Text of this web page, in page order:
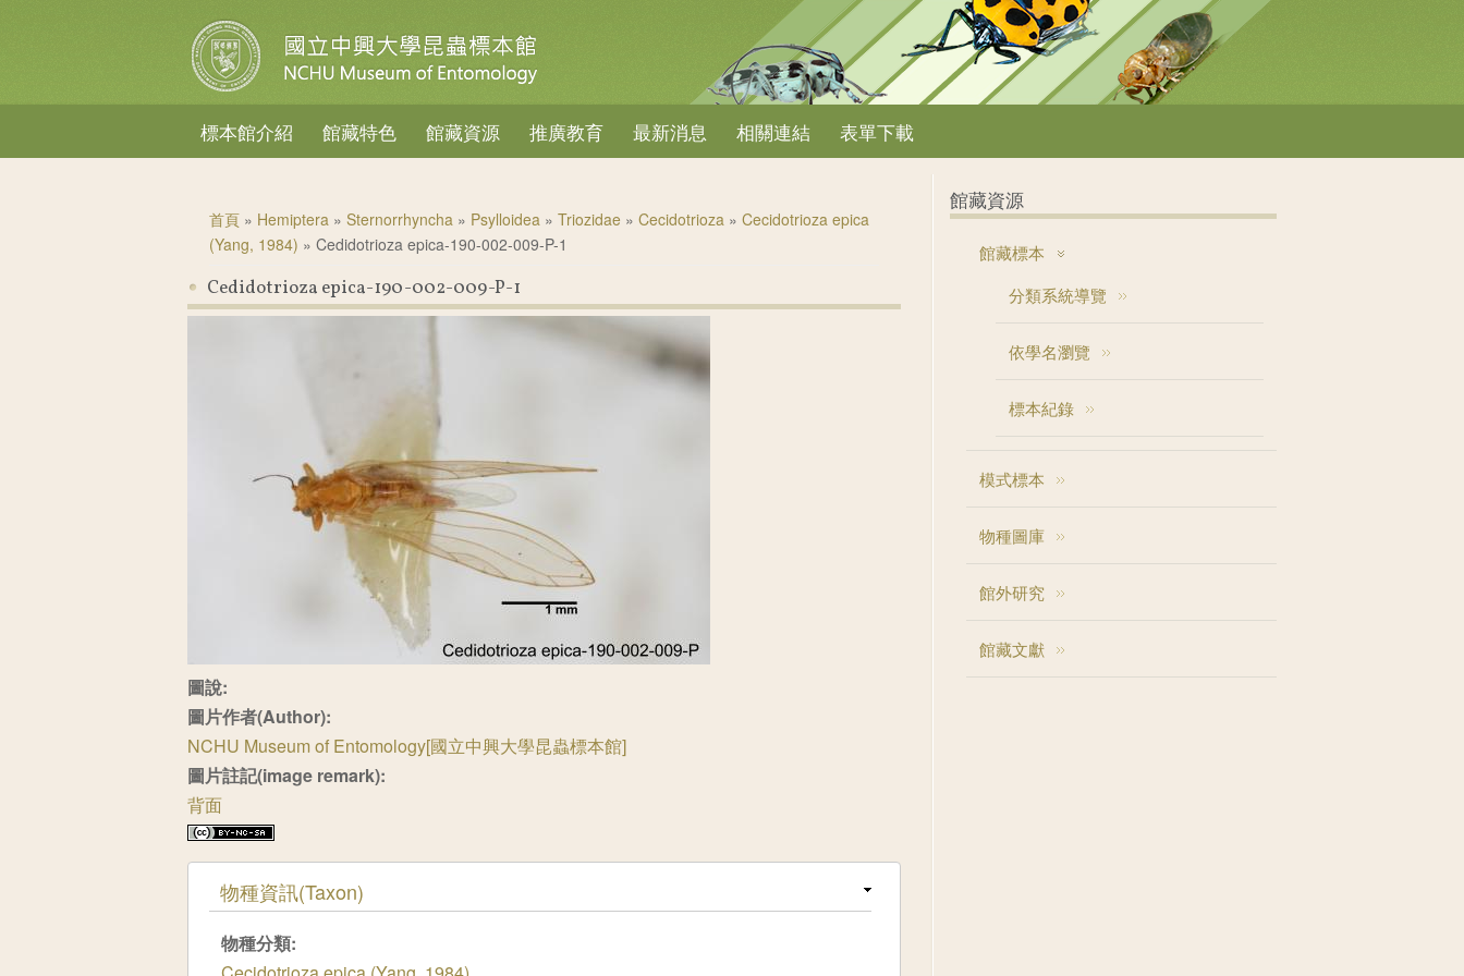
標本館介紹 館藏特色 館藏資源 推廣教育 最新消息 相關連結 表單下載
首頁 » Hemiptera » Sternorrhyncha » Psylloidea » Triozidae » Cecidotrioza » Cecidotrioza epica
(Yang, 1984) » Cedidotrioza epica-190-002-009-P-1
Cedidotrioza epica-190-002-009-P-1
圖說:
圖片作者(Author):
NCHU Museum of Entomology[國立中興大學昆蟲標本館]
圖片註記(image remark):
背面
隱藏
物種資訊(Taxon)
物種分類:
館藏資源
館藏標本
分類系統導覽
依學名瀏覽
標本紀錄
模式標本
物種圖庫
館外研究
館藏文獻